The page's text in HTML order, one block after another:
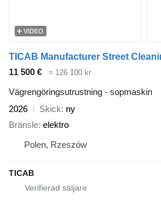
VIDEO
11 500 € ≈ 126 100 kr
Vägrengöringsutrustning - sopmaskin
2026
Skick ny
Bränsle elektro
Polen, Rzeszów
TICAB